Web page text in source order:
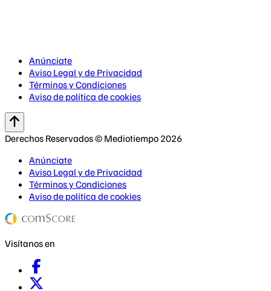
Anúnciate
Aviso Legal y de Privacidad
Términos y Condiciones
Aviso de política de cookies
Derechos Reservados © Mediotiempo 2026
Anúnciate
Aviso Legal y de Privacidad
Términos y Condiciones
Aviso de política de cookies
Visítanos en